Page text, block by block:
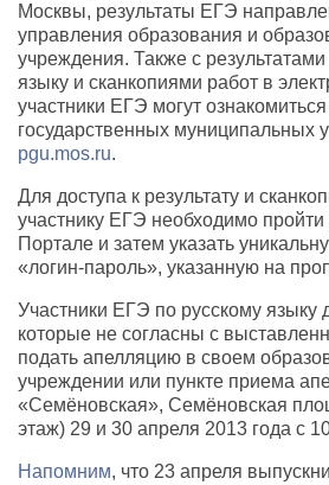
Москвы, результаты ЕГЭ
управления образования и
учреждения. Также с
языку и сканкопиями работ в
участники ЕГЭ могут
государственных муниципальных
pgu.mos.ru.
Для доступа к результату и
участнику ЕГЭ необходимо
Портале и затем указать
«логин-пароль», указанную на
Участники ЕГЭ по русскому языку
которые не согласны с
подать апелляцию в своем
учреждении или пункте приема
«Семёновская», Семёновская
этаж) 29 и 30 апреля 2013 года с
Напомним, что 23 апреля